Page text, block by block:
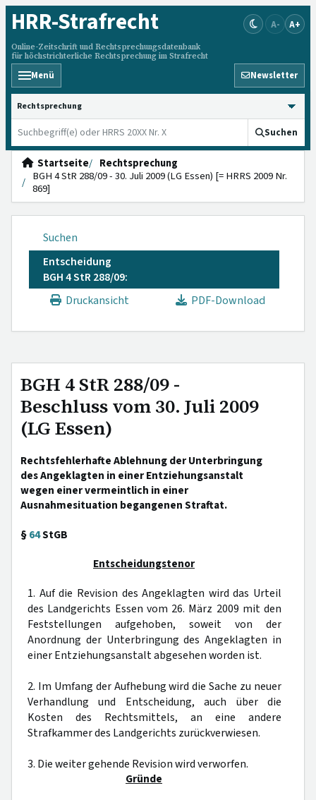
HRR-Strafrecht
Online-Zeitschrift und Rechtsprechungsdatenbank
für höchstrichterliche Rechtsprechung im Strafrecht
A- A+
Menü Newsletter
HRRS durchsuchen
Suchen
Startseite
Rechtsprechung
BGH 4 StR 288/09 - 30. Juli 2009 (LG Essen) [= HRRS 2009 Nr.
869]
Suchen
Entscheidung
BGH 4 StR 288/09:
Druckansicht
PDF-Download
BGH 4 StR 288/09 -
Beschluss vom 30. Juli 2009
(LG Essen)
Rechtsfehlerhafte Ablehnung der Unterbringung
des Angeklagten in einer Entziehungsanstalt
wegen einer vermeintlich in einer
Ausnahmesituation begangenen Straftat.
§64StGB
Entscheidungstenor
1. Auf die Revision des Angeklagten wird das Urteil
des Landgerichts Essen vom 26. März 2009 mit den
Feststellungen aufgehoben, soweit von der
Anordnung der Unterbringung des Angeklagten in
einer Entziehungsanstalt abgesehen worden ist.
2. Im Umfang der Aufhebung wird die Sache zu neuer
Verhandlung und Entscheidung, auch über die
Kosten des Rechtsmittels, an eine andere
Strafkammer des Landgerichts zurückverwiesen.
3. Die weiter gehende Revision wird verworfen.
Gründe